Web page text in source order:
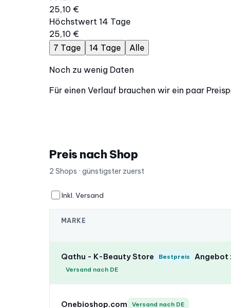
25,10 €
Höchstwert 14 Tage
25,10 €
7 Tage
14 Tage Alle
Noch zu wenig Daten
Für einen Verlauf brauchen wir ein paar
Preis nach Shop
2 Shops · günstigster zuerst
Inkl. Versand
MARKE
Qathu - K-Beauty Store Bestpreis Angebot
Versand nach DE
Onebioshop.com Versand nach DE